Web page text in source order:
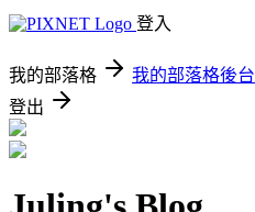
登入
我的部落格 我的部落格後台
登出